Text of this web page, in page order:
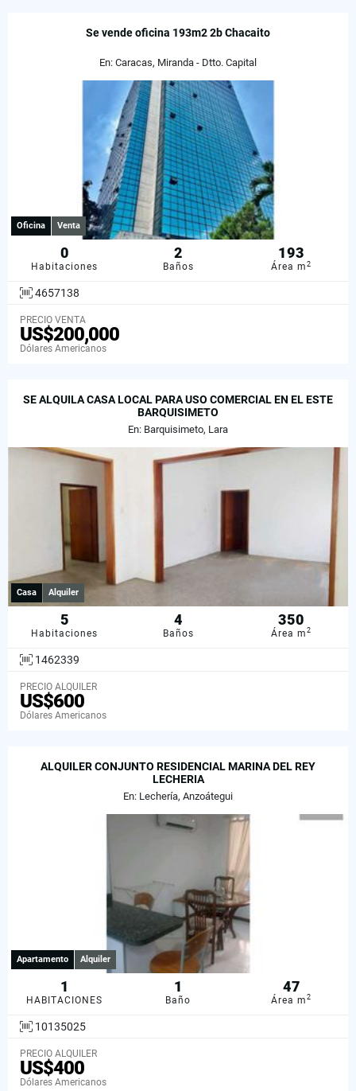
Se vende oficina 193m2 2b Chacaito
En: Caracas, Miranda - Dtto. Capital
Oficina Venta
0
Habitaciones
2
Baños
193
Área m2
4657138
PRECIO VENTA
US$200,000
Dólares Americanos
SE ALQUILA CASA LOCAL PARA USO COMERCIAL EN EL ESTE
BARQUISIMETO
En: Barquisimeto, Lara
Casa Alquiler
5
Habitaciones
4
Baños
350
Área m2
1462339
PRECIO ALQUILER
US$600
Dólares Americanos
ALQUILER CONJUNTO RESIDENCIAL MARINA DEL REY
LECHERIA
En: Lechería, Anzoátegui
Apartamento Alquiler
1
HABITACIONES
1
Baño
47
Área m2
10135025
PRECIO ALQUILER
US$400
Dólares Americanos